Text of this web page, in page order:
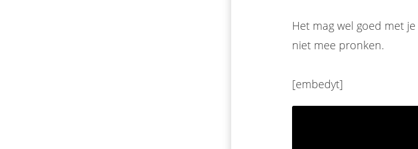
Het mag wel goed met
niet mee pronken.
[embedyt]